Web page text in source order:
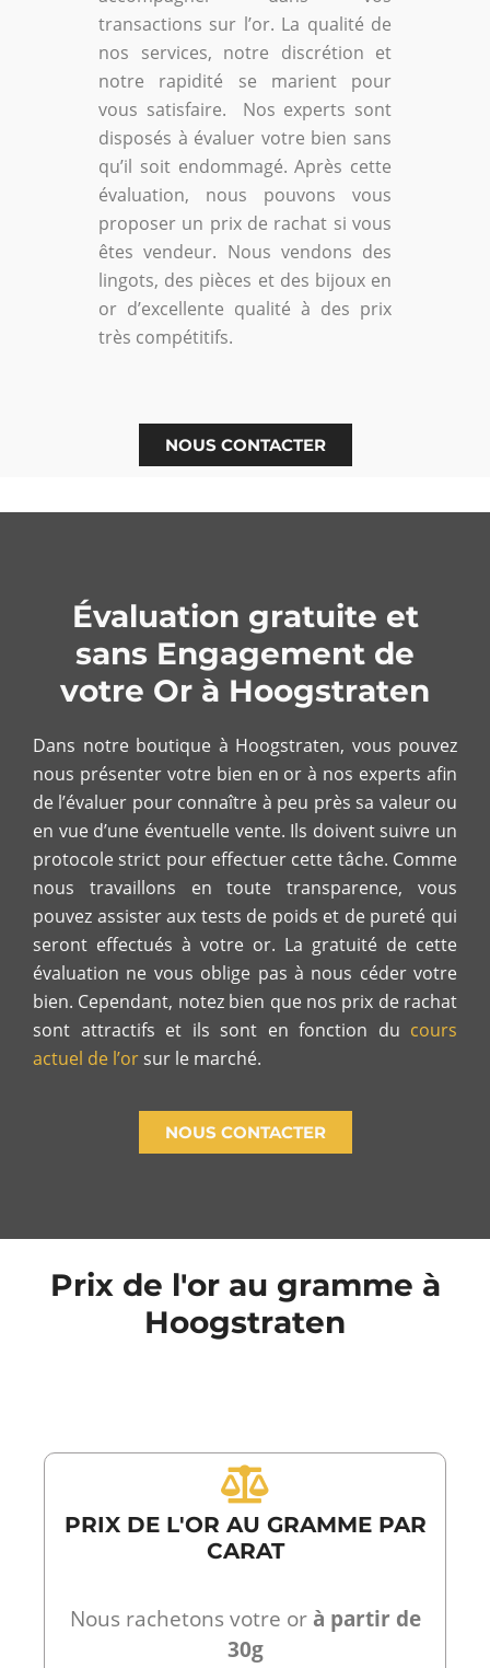
transactions sur l’or. La qualité de
nos services, notre discrétion et
notre rapidité se marient pour
vous satisfaire. Nos experts sont
disposés à évaluer votre bien sans
qu’il soit endommagé. Après cette
évaluation, nous pouvons vous
proposer un prix de rachat si vous
êtes vendeur. Nous vendons des
lingots, des pièces et des bijoux en
or d’excellente qualité à des prix
très compétitifs.
NOUS CONTACTER
Évaluation gratuite et
sans Engagement de
votre Or à Hoogstraten
Dans notre boutique à Hoogstraten, vous pouvez
nous présenter votre bien en or à nos experts afin
de l’évaluer pour connaître à peu près sa valeur ou
en vue d’une éventuelle vente. Ils doivent suivre un
protocole strict pour effectuer cette tâche. Comme
nous travaillons en toute transparence, vous
pouvez assister aux tests de poids et de pureté qui
seront effectués à votre or. La gratuité de cette
évaluation ne vous oblige pas à nous céder votre
bien. Cependant, notez bien que nos prix de rachat
sont attractifs et ils sont en fonction du cours
actuel de l’or sur le marché.
NOUS CONTACTER
Prix de l'or au gramme à
Hoogstraten
PRIX DE L'OR AU GRAMME PAR
CARAT
Nous rachetons votre orà partir de
30g